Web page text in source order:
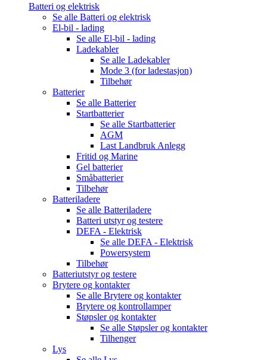
Batteri og elektrisk
Se alle Batteri og elektrisk
El-bil - lading
Se alle El-bil - lading
Ladekabler
Se alle Ladekabler
Mode 3 (for ladestasjon)
Tilbehør
Batterier
Se alle Batterier
Startbatterier
Se alle Startbatterier
AGM
Last Landbruk Anlegg
Fritid og Marine
Gel batterier
Småbatterier
Tilbehør
Batteriladere
Se alle Batteriladere
Batteri utstyr og testere
DEFA - Elektrisk
Se alle DEFA - Elektrisk
Powersystem
Tilbehør
Batteriutstyr og testere
Brytere og kontakter
Se alle Brytere og kontakter
Brytere og kontrollamper
Støpsler og kontakter
Se alle Støpsler og kontakter
Tilhenger
Lys